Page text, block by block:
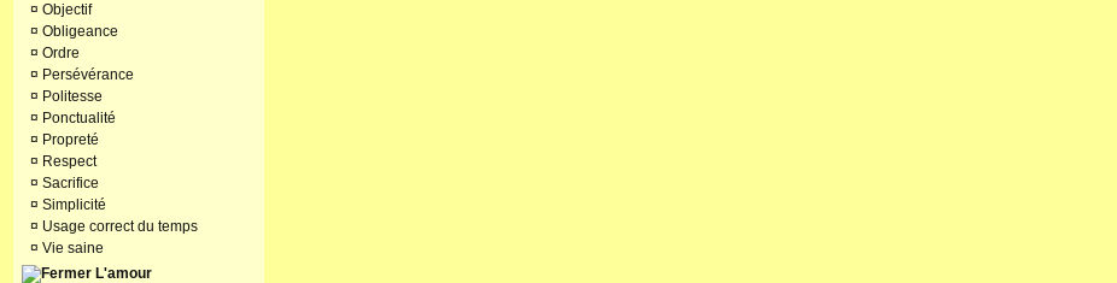
¤ Objectif
¤ Obligeance
¤ Ordre
¤ Persévérance
¤ Politesse
¤ Ponctualité
¤ Propreté
¤ Respect
¤ Sacrifice
¤ Simplicité
¤ Usage correct du temps
¤ Vie saine
L'amour